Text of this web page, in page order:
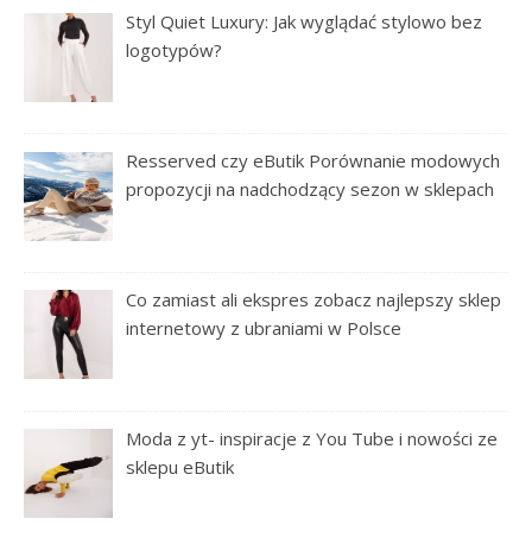
Styl Quiet Luxury: Jak wyglądać stylowo bez
logotypów?
Resserved czy eButik Porównanie modowych
propozycji na nadchodzący sezon w sklepach
Co zamiast ali ekspres zobacz najlepszy sklep
internetowy z ubraniami w Polsce
Moda z yt- inspiracje z You Tube i nowości ze
sklepu eButik